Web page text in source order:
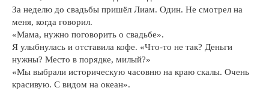
За неделю до свадьбы пришёл Лиам. Один. Не смотрел на
меня, когда говорил.
«Мама, нужно поговорить о свадьбе».
Я улыбнулась и отставила кофе. «Что-то не так? Деньги
нужны? Место в порядке, милый?»
«Мы выбрали историческую часовню на краю скалы. Очень
красивую. С видом на океан».